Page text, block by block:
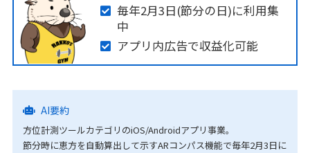
毎年2月3日(節分の日)に利用集
中
アプリ内広告で収益化可能
AI要約
方位計測ツールカテゴリのiOS/Androidアプリ事業。
節分時に恵方を自動算出して示すARコンパス機能で毎年2月3日に